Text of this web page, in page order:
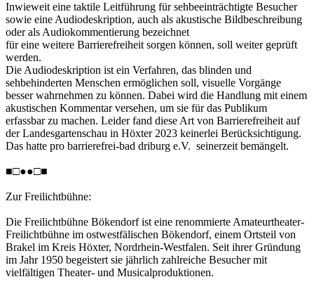
Inwieweit eine taktile Leitführung für sehbeeinträchtigte Besucher
sowie eine Audiodeskription, auch als akustische Bildbeschreibung
oder als Audiokommentierung bezeichnet
für eine weitere Barrierefreiheit sorgen können, soll weiter geprüft
werden.
Die Audiodeskription ist ein Verfahren, das blinden und
sehbehinderten Menschen ermöglichen soll, visuelle Vorgänge
besser wahrnehmen zu können. Dabei wird die Handlung mit einem
akustischen Kommentar versehen, um sie für das Publikum
erfassbar zu machen. Leider fand diese Art von Barrierefreiheit auf
der Landesgartenschau in Höxter 2023 keinerlei Berücksichtigung.
Das hatte pro barrierefrei-bad driburg e.V. seinerzeit bemängelt.
■□●●□■
Zur Freilichtbühne:
Die Freilichtbühne Bökendorf ist eine renommierte Amateurtheater-
Freilichtbühne im ostwestfälischen Bökendorf, einem Ortsteil von
Brakel im Kreis Höxter, Nordrhein-Westfalen. Seit ihrer Gründung
im Jahr 1950 begeistert sie jährlich zahlreiche Besucher mit
vielfältigen Theater- und Musicalproduktionen.